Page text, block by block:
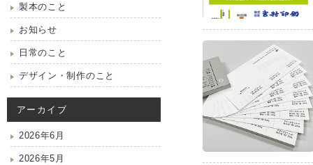
製本のこと
お知らせ
日常のこと
デザイン・制作のこと
アーカイブ
2026年6月
2026年5月